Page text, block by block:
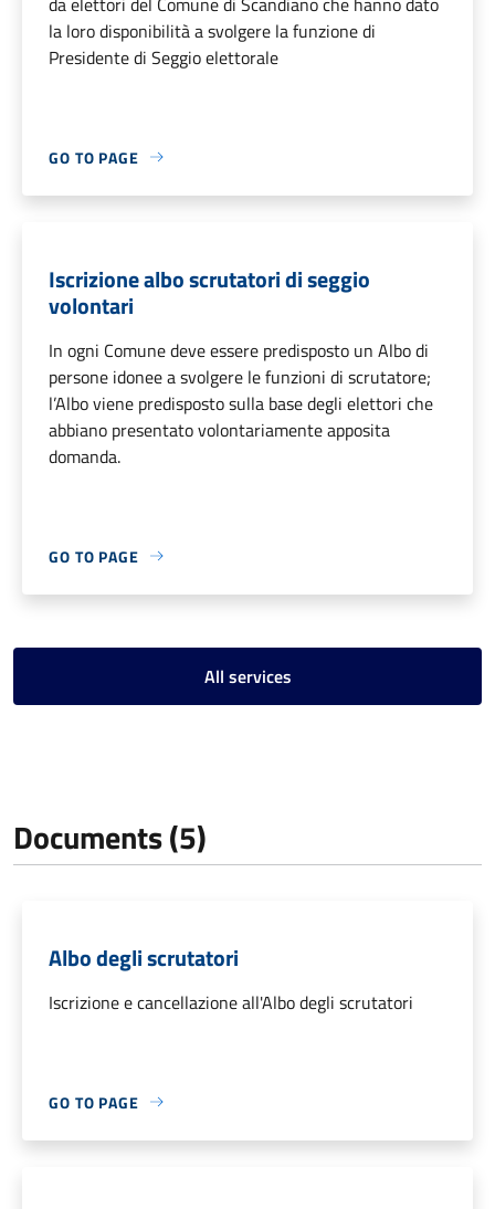
la loro disponibilità a svolgere la funzione di
Presidente di Seggio elettorale
GO TO PAGE
Iscrizione albo scrutatori di seggio
volontari
In ogni Comune deve essere predisposto un Albo di
persone idonee a svolgere le funzioni di scrutatore;
l’Albo viene predisposto sulla base degli elettori che
abbiano presentato volontariamente apposita
domanda.
GO TO PAGE
All services
Documents (5)
Albo degli scrutatori
Iscrizione e cancellazione all'Albo degli scrutatori
GO TO PAGE